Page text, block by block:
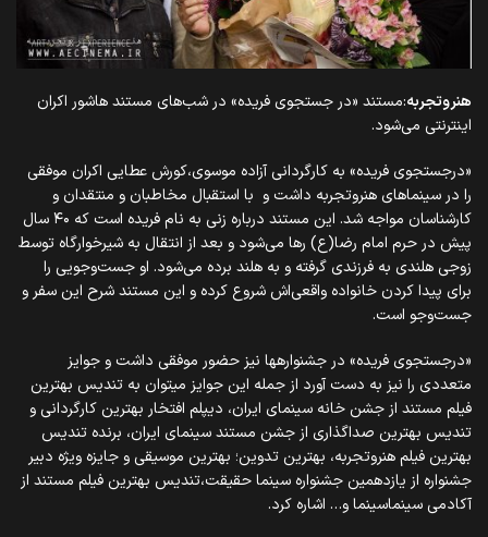
هنروتجربه:مستند «در جستجوی فریده» در شب‌های مستند هاشور اکران
اینترنتی می‌شود.
«درجستجوی فریده» به کارگردانی آزاده موسوی،کورش عطایی اکران موفقی
را در سینماهای هنروتجربه داشت و با استقبال مخاطبان و منتقدان و
کارشناسان مواجه شد. این مستند درباره زنی به نام فریده است که ۴۰ سال
پیش در حرم امام رضا(ع) رها می‌شود و بعد از انتقال به شیرخوارگاه توسط
زوجی هلندی به فرزندی گرفته و به هلند برده می‌شود. او جست‌وجویی را
برای پیدا کردن خانواده واقعی‌اش شروع کرده و این مستند شرح این سفر و
جست‌وجو است.
«درجستجوی فریده» در جشنواره‎ها نیز حضور موفقی داشت و جوایز
متعددی را نیز به دست آورد از جمله این جوایز می‎توان به تندیس بهترین
فیلم مستند از جشن خانه سینمای ایران، دیپلم افتخار بهترین کارگردانی و
تندیس بهترین صداگذاری از جشن مستند سینمای ایران، برنده تندیس
بهترین فیلم هنروتجربه، بهترین تدوین؛ بهترین موسیقی و جایزه ویژه دبیر
جشنواره از یازدهمین جشنواره سینما حقیقت،تندیس بهترین فیلم مستند از
آکادمی سینماسینما و… اشاره کرد.